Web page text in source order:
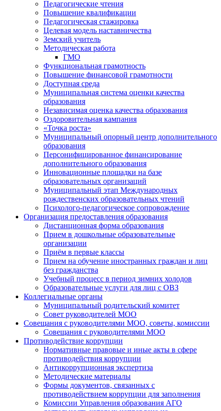
Педагогические чтения
Повышение квалификации
Педагогическая стажировка
Целевая модель наставничества
Земский учитель
Методическая работа
ГМО
Функциональная грамотность
Повышение финансовой грамотности
Доступная среда
Муниципальная система оценки качества
образования
Независимая оценка качества образования
Оздоровительная кампания
«Точка роста»
Муниципальный опорный центр дополнительного
образования
Персонифицированное финансирование
дополнительного образования
Инновационные площадки на базе
образовательных организаций
Муниципальный этап Международных
рождественских образовательных чтений
Психолого-педагогическое сопровождение
Организация предоставления образования
Дистанционная форма образования
Прием в дошкольные образовательные
организации
Приём в первые классы
Прием на обучение иностранных граждан и лиц
без гражданства
Учебный процесс в период зимних холодов
Образовательные услуги для лиц с ОВЗ
Коллегиальные органы
Муниципальный родительский комитет
Совет руководителей МОО
Совещания с руководителями МОО, советы, комиссии
Совещания с руководителями МОО
Противодействие коррупции
Нормативные правовые и иные акты в сфере
противодействия коррупции
Антикоррупционная экспертиза
Методические материалы
Формы документов, связанных с
противодействием коррупции для заполнения
Комиссии Управления образования АГО